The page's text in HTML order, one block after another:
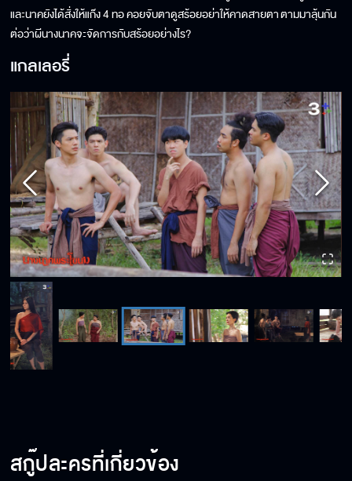
และนาคยังได้สั่งให้แก๊ง 4 ทอ คอยจับตาดูสร้อยอย่าให้คาดสายตา ตามมาลุ้นกัน
ต่อว่าผีนางนาคจะจัดการกับสร้อยอย่างไร?
แกลเลอรี่
สกู๊ปละครที่เกี่ยวข้อง